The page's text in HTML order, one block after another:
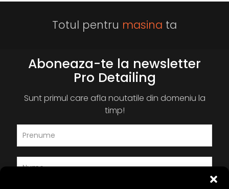
Totul pentru masina ta
Aboneaza-te la newsletter
Pro Detailing
Sunt primul care afla noutatile din domeniu la
timp!